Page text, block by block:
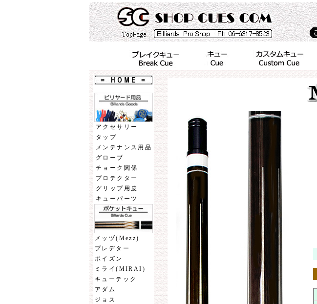
アクセサリー
タップ
メンテナンス用品
グローブ
チョーク関係
プロテクター
グリップ用皮
キューパーツ
メッヅ(Mezz)
プレデター
ポイズン
ミライ(MIRAI)
キューテック
アダム
ジョス